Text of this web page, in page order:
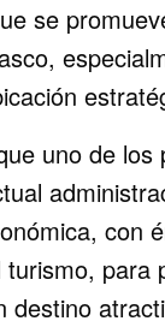
se
uno de los
con
para
destino